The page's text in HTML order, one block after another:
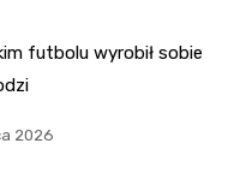
futbolu wyrobił sobie
2026